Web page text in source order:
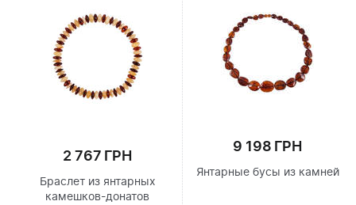
2 767 ГРН
Браслет из янтарных
камешков-донатов
9 198 ГРН
Янтарные бусы из камней